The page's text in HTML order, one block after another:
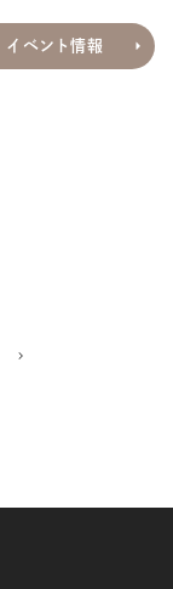
イベント情報